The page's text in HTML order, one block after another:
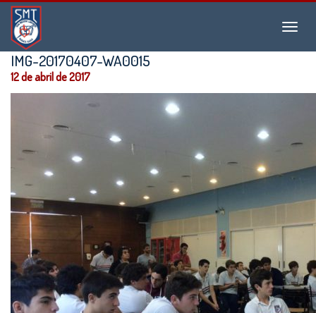
Menu
Instituto
San
Martín
de
IMG-20170407-WA0015
12 de abril de 2017